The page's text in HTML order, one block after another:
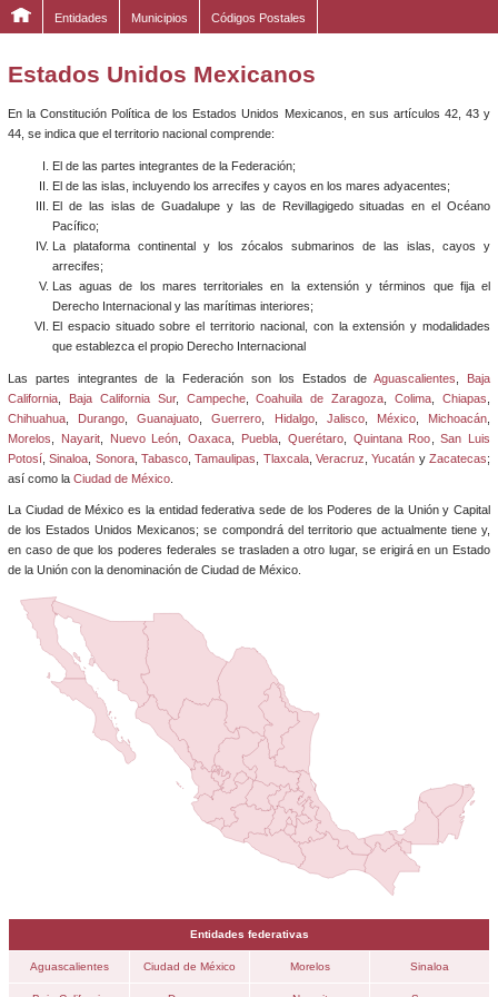
Entidades Municipios Códigos Postales
Estados Unidos Mexicanos
En la Constitución Política de los Estados Unidos Mexicanos, en sus artículos 42, 43 y
44, se indica que el territorio nacional comprende:
El de las partes integrantes de la Federación;
El de las islas, incluyendo los arrecifes y cayos en los mares adyacentes;
El de las islas de Guadalupe y las de Revillagigedo situadas en el Océano
Pacífico;
La plataforma continental y los zócalos submarinos de las islas, cayos y
arrecifes;
Las aguas de los mares territoriales en la extensión y términos que fija el
Derecho Internacional y las marítimas interiores;
El espacio situado sobre el territorio nacional, con la extensión y modalidades
que establezca el propio Derecho Internacional
Las partes integrantes de la Federación son los Estados deAguascalientes
Baja
California
Baja California Sur, Campeche,Coahuila de Zaragoza ,Colima ,Chiapas
Chihuahua
Durango ,Guanajuato ,Guerrero Hidalgo, Jalisco, México, Michoacán
Morelos
Nayarit, Nuevo León ,Oaxaca Puebla Querétaro, Quintana Roo ,San Luis
Potosí ,Sinaloa Sonora,Tabasco ,Tamaulipas Tlaxcala,Veracruz ,Yucatán yZacatecas;
así como la Ciudad de México
La Ciudad de México es la entidad federativa sede de los Poderes de la Unión y Capital
de los Estados Unidos Mexicanos; se compondrá del territorio que actualmente tiene y,
en caso de que los poderes federales se trasladen a otro lugar, se erigirá en un Estado
de la Unión con la denominación de Ciudad de México.
Entidades federativas
Aguascalientes Ciudad de México Morelos Sinaloa